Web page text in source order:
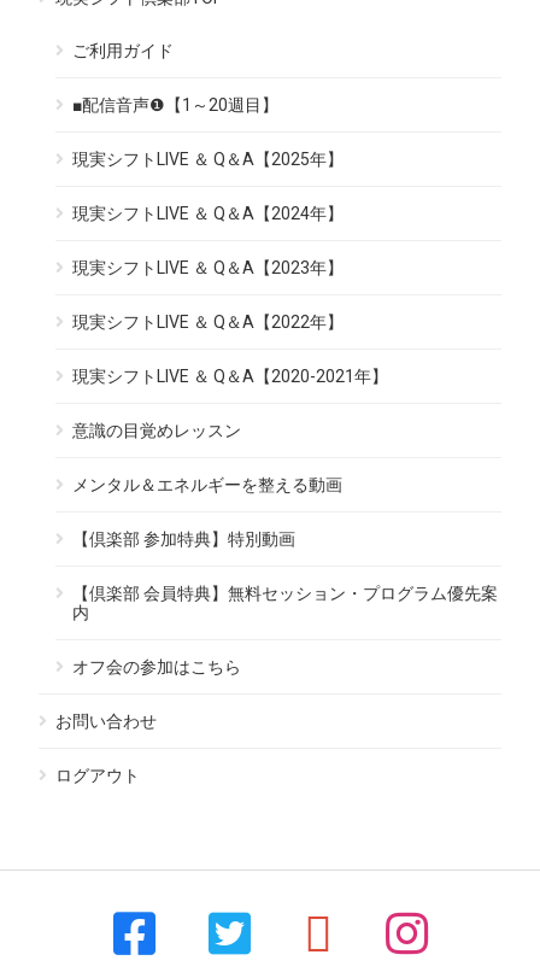
ご利用ガイド
■配信音声❶【1～20週目】
現実シフトLIVE ＆ Q＆A【2025年】
現実シフトLIVE ＆ Q＆A【2024年】
現実シフトLIVE ＆ Q＆A【2023年】
現実シフトLIVE ＆ Q＆A【2022年】
現実シフトLIVE ＆ Q＆A【2020-2021年】
意識の目覚めレッスン
メンタル＆エネルギーを整える動画
【倶楽部 参加特典】特別動画
【倶楽部 会員特典】無料セッション・プログラム優先案
内
オフ会の参加はこちら
お問い合わせ
ログアウト